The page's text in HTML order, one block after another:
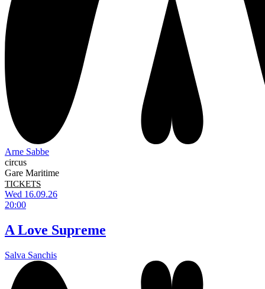
Arne Sabbe
circus
Gare Maritime
TICKETS
Wed 16.09.26
20:00
A Love Supreme
Salva Sanchis